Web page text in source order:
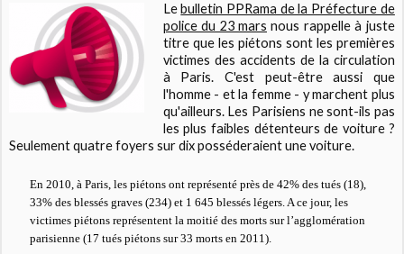
Lebulletin PPRama de la Préfecture de
police du 23 mars nous rappelle à juste
titre que les piétons sont les premières
victimes des accidents de la circulation
à Paris. C'est peut-être aussi que
l'homme - et la femme - y marchent plus
qu'ailleurs. Les Parisiens ne sont-ils pas
les plus faibles détenteurs de voiture ?
Seulement quatre foyers sur dix posséderaient une voiture.
En 2010, à Paris, les piétons ont représenté près de 42% des tués (18),
33% des blessés graves (234) et 1 645 blessés légers. A ce jour, les
victimes piétons représentent la moitié des morts sur l’agglomération
parisienne (17 tués piétons sur 33 morts en 2011).